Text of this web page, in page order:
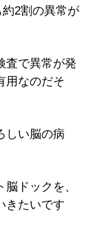
2割の異常が
査で異常が発
用なのだそ
しい脳の病
ドックを、
きたいです